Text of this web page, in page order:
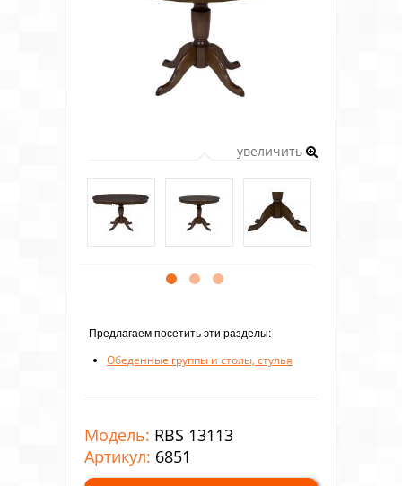
увеличить
Предлагаем посетить эти разделы:
Обеденные группы и столы, стулья
Модель: RBS 13113
Артикул: 6851